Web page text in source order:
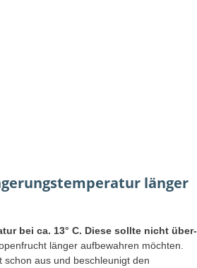
länger
bei ca. 13° C. Diese sollte nicht über-
länger aufbewahren möchten.
aus und beschleunigt den